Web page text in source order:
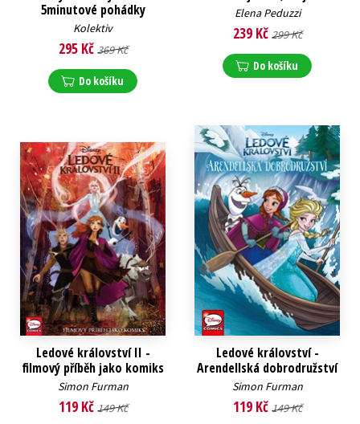
5minutové pohádky
Kolektiv
295 Kč 369 Kč
Do košíku
Elena Peduzzi
239 Kč 299 Kč
Do košíku
Ledové království II -
filmový příběh jako komiks
Simon Furman
119 Kč 149 Kč
Ledové království -
Arendellská dobrodružství
Simon Furman
119 Kč 149 Kč